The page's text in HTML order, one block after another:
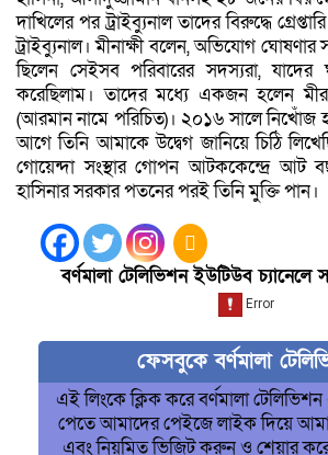
দাখিলের পর ট্রাইব্যুনাল তাদের বিরুদ্ধে
ট্রাইব্যুনাল। মীনাক্ষী বলেন, অভিযোগ
ছিলেন সেইসব পরিবারের সদস্যরা,
করেছিলাম। তাদের মধ্যে একজন হলেন
(আরমান নামে পরিচিত)। ২০১৬ সালে নিখোঁজ
আগে তিনি আমাকে উদ্বেগ জানিয়ে চিঠি
গোয়েন্দা সংস্থার গোপন আটককেন্দ্রে আট
হাসিনার সরকার পতনের পরই তিনি মুক্তি পান।
বর্ণমালা টেলিভিশন ইউটিউব চ্যানেলে
ফেসবুকে বর্ণমালা
এই লিংকে ক্লিক করে বর্ণমালা
পেতে আমাদের পেইজে লাইক দিয়ে
এবং নিয়মিত ভিজিট করুন ও শেয়ার